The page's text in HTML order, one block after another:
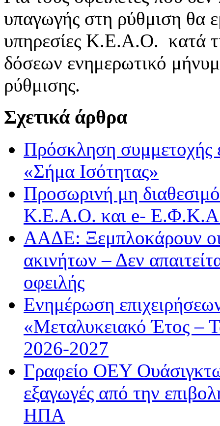
υπαγωγής στη ρύθμιση θα
υπηρεσίες Κ.Ε.Α.Ο. κατά
δόσεων ενημερωτικό
ρύθμισης.
Σχετικά άρθρα
Πρόσκληση συμμετοχής
«Σήμα Ισότητας»
Προσωρινή μη
Κ.Ε.Α.Ο. και e- Ε.Φ.Κ.Α.
ΑΑΔΕ: Ξεμπλοκάρουν οι
ακινήτων – Δεν
οφειλής
Ενημέρωση
«Μεταλυκειακό Έτος –
2026-2027
Γραφείο ΟΕΥ
εξαγωγές από την
ΗΠΑ